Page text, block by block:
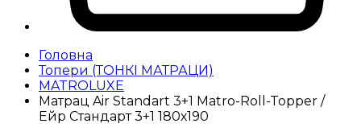
Головна
Топери (ТОНКІ МАТРАЦИ)
MATROLUXE
Матрац Air Standart 3+1 Matro-Roll-Topper /
Ейр Стандарт 3+1 180х190